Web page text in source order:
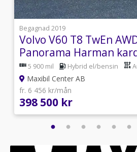
1
Begagnad 2019
Volvo V60 T8 TwEn
Panorama Harman
5 900 mil Hybrid el/bensin
Maxibil Center AB
fr. 6 456 kr/mån
398 500 kr